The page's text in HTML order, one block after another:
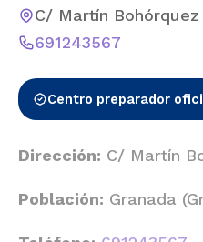
C/ Martín Bohórquez
691243567
Centro preparador
Dirección: C/ Martín
Población: Granada